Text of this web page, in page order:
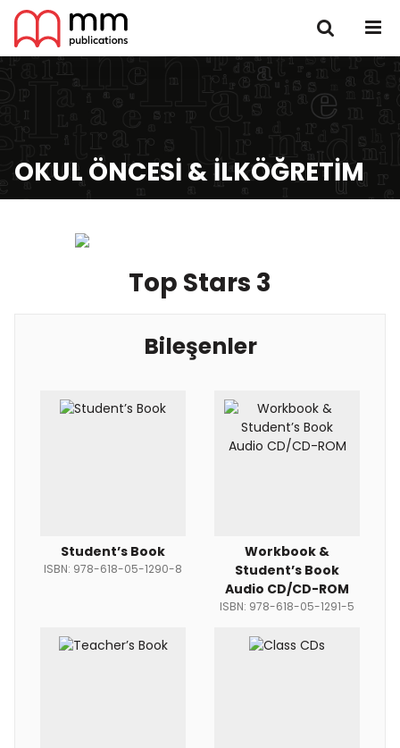
OKUL ÖNCESI & İLKÖĞRETIM
Top Stars 3
Bileşenler
Student’s Book
ISBN: 978-618-05-1290-8
Workbook &
Student’s Book
Audio CD/CD-ROM
ISBN: 978-618-05-1291-5